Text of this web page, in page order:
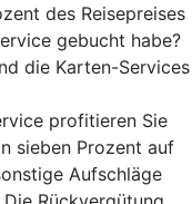
des Reisepreises
gebucht habe?
die Karten-Services
profitieren Sie
sieben Prozent auf
Aufschläge